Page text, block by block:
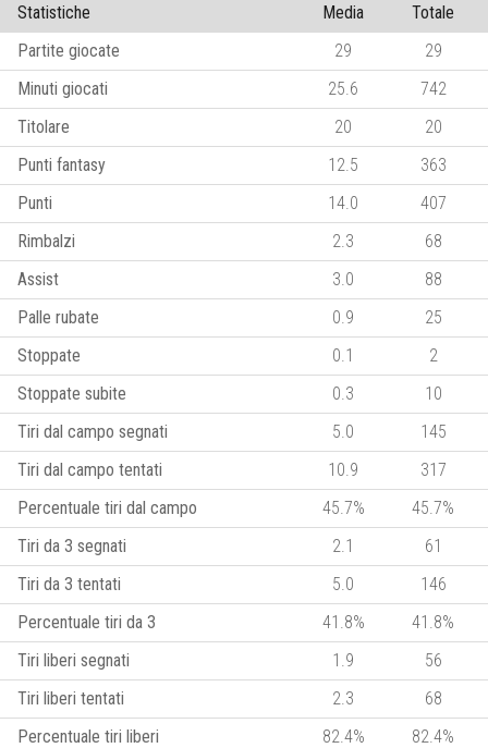
Statistiche Media
Totale
Partite giocate
29
29
Minuti giocati
25.6
742
Titolare
20
20
Punti fantasy
12.5
363
Punti
14.0
407
Rimbalzi
2.3
68
Assist
3.0
88
Palle rubate
0.9
25
Stoppate
0.1
2
Stoppate subite
0.3
10
Tiri dal campo segnati
5.0
145
Tiri dal campo tentati
10.9
317
Percentuale tiri dal campo
45.7%
45.7%
Tiri da 3 segnati
2.1
61
Tiri da 3 tentati
5.0
146
Percentuale tiri da 3
41.8%
41.8%
Tiri liberi segnati
1.9
56
Tiri liberi tentati
2.3
68
Percentuale tiri liberi
82.4%
82.4%